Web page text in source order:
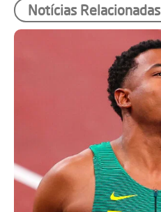
Notícias Relacionadas